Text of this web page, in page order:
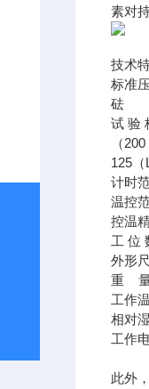
素对
技术
标
砝
试
（
125
计
温
控
工
外
重
工
相
工
此外